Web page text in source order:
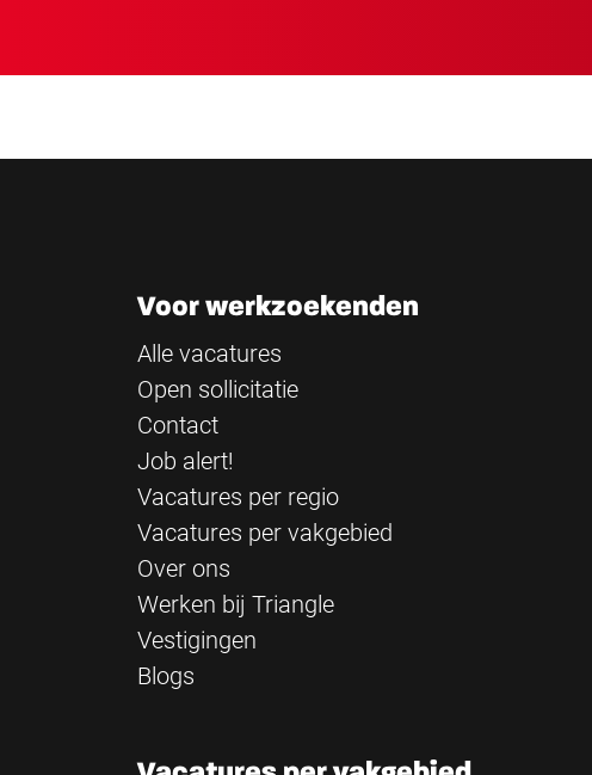
Voor werkzoekenden
Alle vacatures
Open sollicitatie
Contact
Job alert!
Vacatures per regio
Vacatures per vakgebied
Over ons
Werken bij Triangle
Vestigingen
Blogs